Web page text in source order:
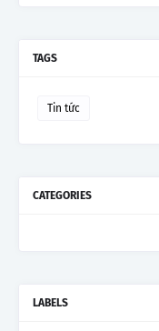
TAGS
Tin tức
CATEGORIES
LABELS